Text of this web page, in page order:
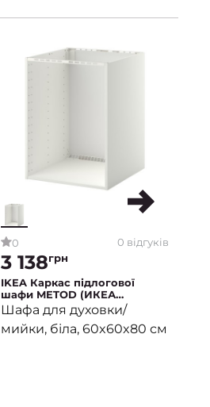
0 0 відгуків
3 138грн
IKEA Каркас підлогової
шафи METOD (ИКЕА
МЕТОДЫ)
Шафа для духовки/
мийки, біла, 60x60x80 см